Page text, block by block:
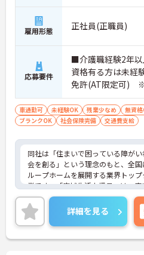
雇用形態 正社員(正職員)
応募要件
■介護職経験2年
資格有る方は未
免許(AT限定可) ※
不問です。※実務
者福祉に関する経
車通勤可 未経験OK 残業少なめ 無資
ブランクOK
社会保険完備 交通費支給
同社は「住まいで困っている障が
会を創る」という理念のもと、全
ループホームを展開する業界トッ
業です。「広域生活支援員」は、
数施設を横断的に担当し、現場支
フのサポートを行うハイクラスなポ
最新設備とバリアフリーが完備さ
体的負担が少なく、広域手当5万円
とで高い給与水準を実現していま
詳細を見る